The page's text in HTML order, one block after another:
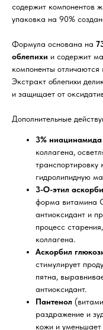
содержит компонентов
упаковка на 90%
Формула основана на
облепихи и содержит
компоненты
Экстракт облепихи
и защищает от
Дополнительные
3%
коллагена,
транспортировку
гидролипидную
3-O-этил
форма витамина
антиоксидант и
процесс
коллагена.
Аскорбил
стимулирует
пятна,
антиоксидант.
Пантенол
раздражение и
кожи и